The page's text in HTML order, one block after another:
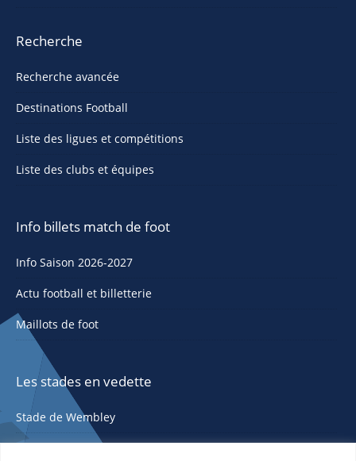
Recherche
Recherche avancée
Destinations Football
Liste des ligues et compétitions
Liste des clubs et équipes
Info billets match de foot
Info Saison 2026-2027
Actu football et billetterie
Maillots de foot
Les stades en vedette
Stade de Wembley